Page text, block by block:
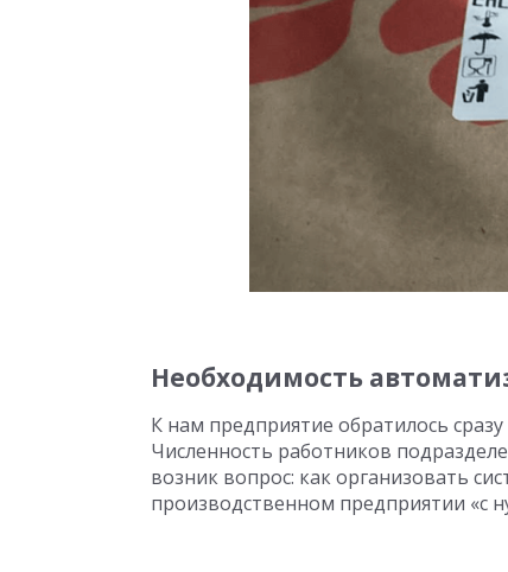
Необходимость
К нам предприятие обратилось
Численность работников
возник вопрос: как организовать
производственном предприятии «с